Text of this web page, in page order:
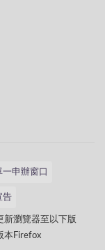
一申辦窗口
告
新瀏覽器至以下版
本Firefox